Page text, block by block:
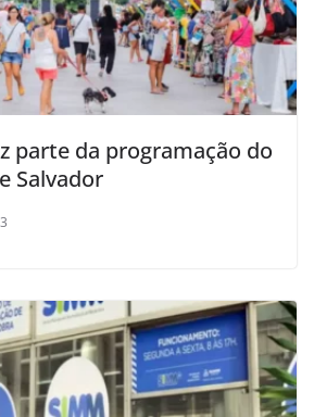
parte da programação do
Salvador